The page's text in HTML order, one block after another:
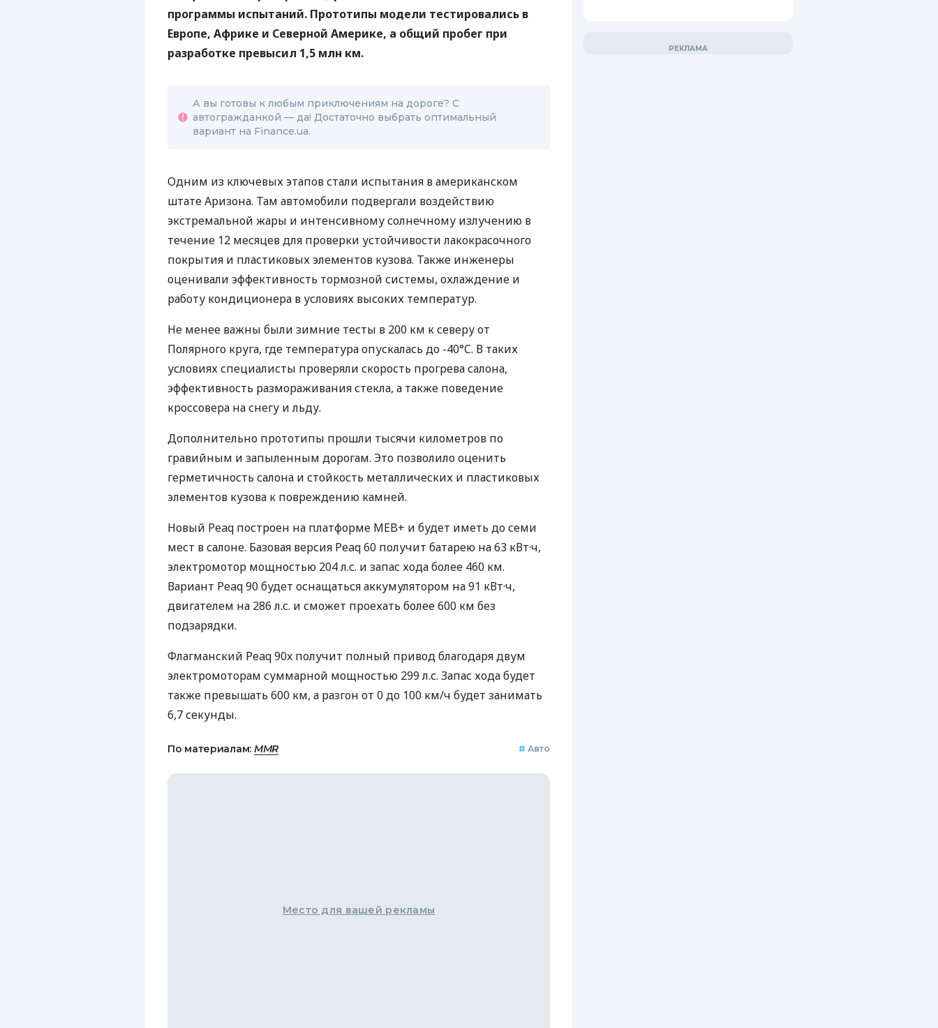
программы испытаний. Прототипы модели тестировались в
Европе, Африке и Северной Америке, а общий пробег при
разработке превысил 1,5 млн км.
А вы готовы к любым приключениям на дороге? С
автогражданкой — да! Достаточно выбрать оптимальный
вариант на Finance.ua.
Одним из ключевых этапов стали испытания в американском
штате Аризона. Там автомобили подвергали воздействию
экстремальной жары и интенсивному солнечному излучению в
течение 12 месяцев для проверки устойчивости лакокрасочного
покрытия и пластиковых элементов кузова. Также инженеры
оценивали эффективность тормозной системы, охлаждение и
работу кондиционера в условиях высоких температур.
Не менее важны были зимние тесты в 200 км к северу от
Полярного круга, где температура опускалась до -40°C. В таких
условиях специалисты проверяли скорость прогрева салона,
эффективность размораживания стекла, а также поведение
кроссовера на снегу и льду.
Дополнительно прототипы прошли тысячи километров по
гравийным и запыленным дорогам. Это позволило оценить
герметичность салона и стойкость металлических и пластиковых
элементов кузова к повреждению камней.
Новый Peaq построен на платформе MEB+ и будет иметь до семи
мест в салоне. Базовая версия Peaq 60 получит батарею на 63 кВт·ч,
электромотор мощностью 204 л.с. и запас хода более 460 км.
Вариант Peaq 90 будет оснащаться аккумулятором на 91 кВт·ч,
двигателем на 286 л.с. и сможет проехать более 600 км без
подзарядки.
Флагманский Peaq 90x получит полный привод благодаря двум
электромоторам суммарной мощностью 299 л.с. Запас хода будет
также превышать 600 км, а разгон от 0 до 100 км/ч будет занимать
6,7 секунды.
По материалам: MMR # Авто
Место для вашей рекламы